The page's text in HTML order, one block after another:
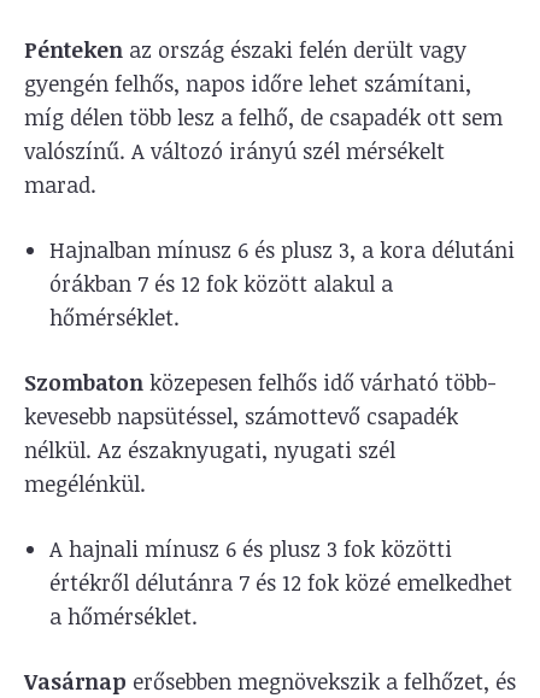
Pénteken az ország északi felén derült vagy
gyengén felhős, napos időre lehet számítani,
míg délen több lesz a felhő, de csapadék ott sem
valószínű. A változó irányú szél mérsékelt
marad.
Hajnalban mínusz 6 és plusz 3, a kora délutáni
órákban 7 és 12 fok között alakul a
hőmérséklet.
Szombaton közepesen felhős idő várható több-
kevesebb napsütéssel, számottevő csapadék
nélkül. Az északnyugati, nyugati szél
megélénkül.
A hajnali mínusz 6 és plusz 3 fok közötti
értékről délutánra 7 és 12 fok közé emelkedhet
a hőmérséklet.
Vasárnap erősebben megnövekszik a felhőzet, és